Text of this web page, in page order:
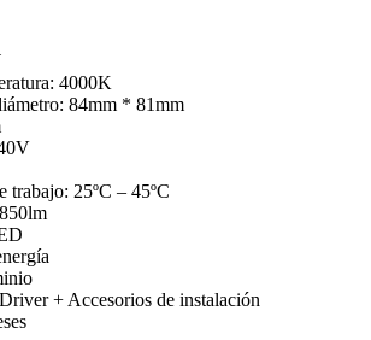
4000K
84mm * 81mm
trabajo: 25ºC – 45ºC
+ Accesorios de instalación